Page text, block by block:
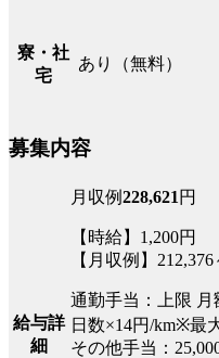
寮・社
宅
あり（無料）
募集内容
給与詳
細
月収例228,621 円
【時給】1,200円
【月収例】212,376
通勤手当：上限 月
日数×14円/km※最
その他手当：